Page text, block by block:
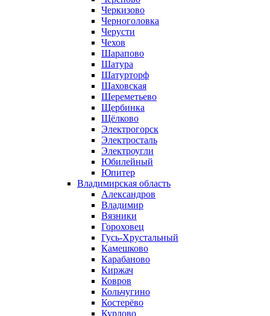
Черкизово
Черноголовка
Черусти
Чехов
Шарапово
Шатура
Шатурторф
Шаховская
Шереметьево
Щербинка
Щёлково
Электрогорск
Электросталь
Электроугли
Юбилейный
Юпитер
Владимирская область
Александров
Владимир
Вязники
Гороховец
Гусь-Хрустальный
Камешково
Карабаново
Киржач
Ковров
Кольчугино
Костерёво
Курлово